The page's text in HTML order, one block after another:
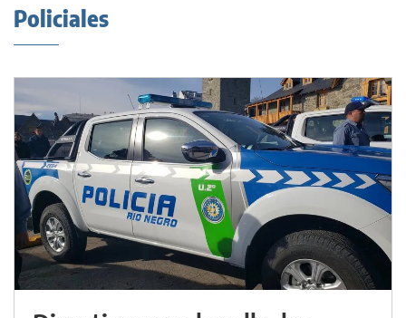
Policiales